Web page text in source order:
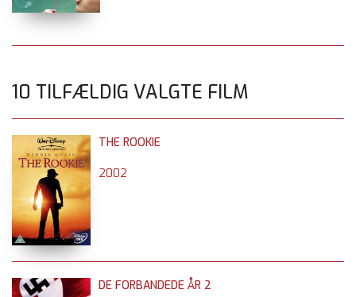
10 TILFÆLDIG VALGTE FILM
THE ROOKIE
2002
DE FORBANDEDE ÅR 2